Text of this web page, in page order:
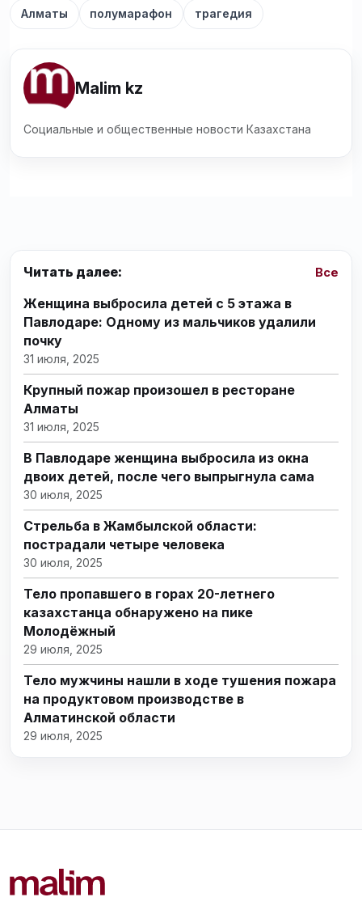
Алматы полумарафон трагедия
Malim kz
Социальные и общественные новости Казахстана
Читать далее: Все
Женщина выбросила детей с 5 этажа в
Павлодаре: Одному из мальчиков удалили
почку
31 июля, 2025
Крупный пожар произошел в ресторане
Алматы
31 июля, 2025
В Павлодаре женщина выбросила из окна
двоих детей, после чего выпрыгнула сама
30 июля, 2025
Стрельба в Жамбылской области:
пострадали четыре человека
30 июля, 2025
Тело пропавшего в горах 20-летнего
казахстанца обнаружено на пике
Молодёжный
29 июля, 2025
Тело мужчины нашли в ходе тушения пожара
на продуктовом производстве в
Алматинской области
29 июля, 2025